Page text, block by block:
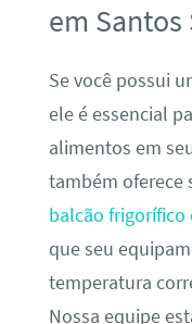
em Santos
Se você possui
ele é essencial
alimentos em
também oferece
balcão frigorífico
que seu
temperatura
Nossa equipe